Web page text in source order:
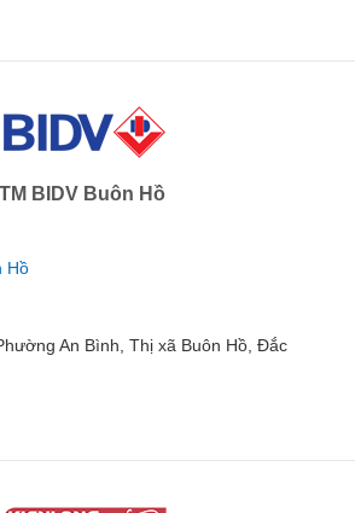
BIDV Buôn Hồ
Hồ
An Bình, Thị xã Buôn Hồ, Đắc